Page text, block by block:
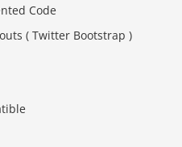
Code
( Twitter Bootstrap )